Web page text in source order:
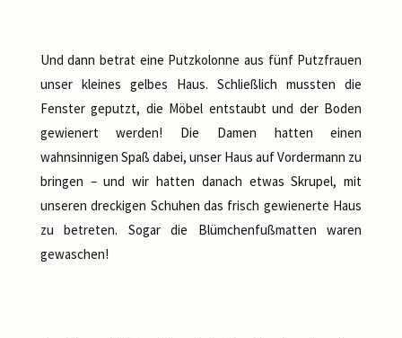
Und dann betrat eine Putzkolonne aus fünf Putzfrauen
unser kleines gelbes Haus. Schließlich mussten die
Fenster geputzt, die Möbel entstaubt und der Boden
gewienert werden! Die Damen hatten einen
wahnsinnigen Spaß dabei, unser Haus auf Vordermann zu
bringen – und wir hatten danach etwas Skrupel, mit
unseren dreckigen Schuhen das frisch gewienerte Haus
zu betreten. Sogar die Blümchenfußmatten waren
gewaschen!